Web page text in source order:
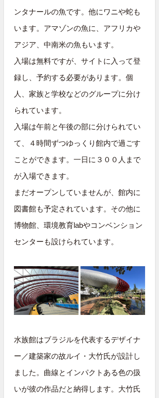
ンタナールの魚です。他にワニや蛇も
います。アマゾンの魚に、アフリカや
アジア、中南米の魚もいます。
入場は無料ですが、サイトに入って登
録し、予約する必要があります。個
人、家族と学校などのグループに分け
られています。
入場は午前と午後の部に分けられてい
て、４時間ずつゆっくり館内で過ごす
ことができます。一日に３００人まで
が入場できます。
まだオープンしていませんが、館内に
図書館も予定されています。その他に
博物館、環境教育labやコンベンション
センターも設けられています。
水族館はブラジルを代表するデザイナ
ー／建築家の故ルイ・大竹氏が設計し
ました。曲線とインパクトある色の扱
いが彼の作品だと納得します。大竹氏